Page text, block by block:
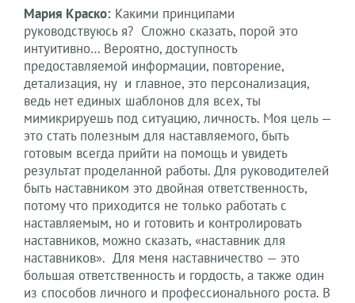
Мария Краско: Какими принципами
руководствуюсь я? Сложно сказать, порой это
интуитивно… Вероятно, доступность
предоставляемой информации, повторение,
детализация, ну и главное, это персонализация,
ведь нет единых шаблонов для всех, ты
мимикрируешь под ситуацию, личность. Моя цель —
это стать полезным для наставляемого, быть
готовым всегда прийти на помощь и увидеть
результат проделанной работы. Для руководителей
быть наставником это двойная ответственность,
потому что приходится не только работать с
наставляемым, но и готовить и контролировать
наставников, можно сказать, «наставник для
наставников». Для меня наставничество — это
большая ответственность и гордость, а также один
из способов личного и профессионального роста. В